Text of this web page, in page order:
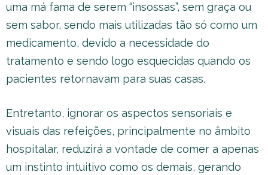
uma má fama de serem “insossas”, sem graça ou
sem sabor, sendo mais utilizadas tão só como um
medicamento, devido a necessidade do
tratamento e sendo logo esquecidas quando os
pacientes retornavam para suas casas.
Entretanto, ignorar os aspectos sensoriais e
visuais das refeições, principalmente no âmbito
hospitalar, reduzirá a vontade de comer a apenas
um instinto intuitivo como os demais, gerando